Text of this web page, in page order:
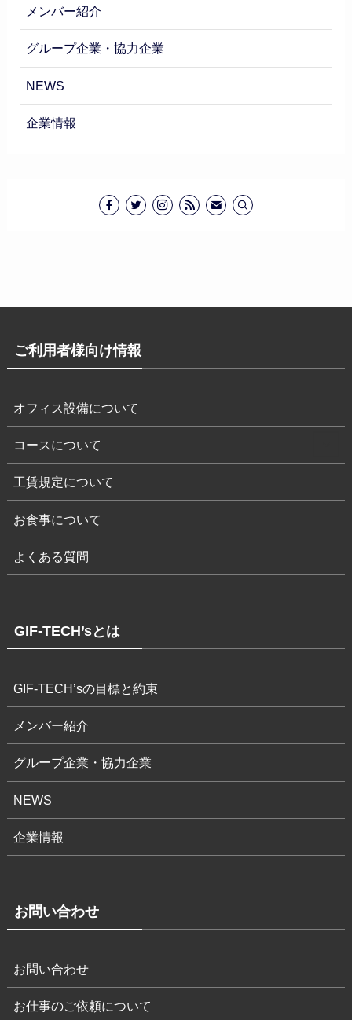
メンバー紹介
グループ企業・協力企業
NEWS
企業情報
ご利用者様向け情報
オフィス設備について
コースについて
工賃規定について
お食事について
よくある質問
GIF-TECH’sとは
GIF-TECH’sの目標と約束
メンバー紹介
グループ企業・協力企業
NEWS
企業情報
お問い合わせ
お問い合わせ
お仕事のご依頼について